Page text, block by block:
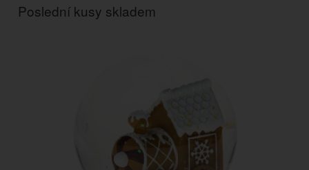
Poslední kusy skladem